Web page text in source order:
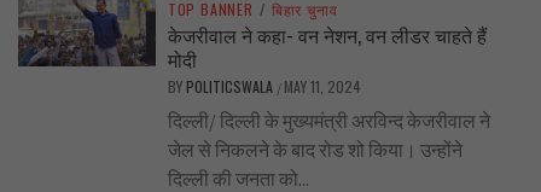
TOP BANNER / बिहार चुनाव
केजरीवाल ने कहा- वन नेशन, वन लीडर चाहते हैं
मोदी
BY POLITICSWALA / MAY 11, 2024
दिल्ली/ दिल्ली के मुख्यमंत्री अरविन्द केजरीवाल ने
जेल से निकलने के बाद रोड शो किया। उन्होंने
दिल्ली की जनता को...